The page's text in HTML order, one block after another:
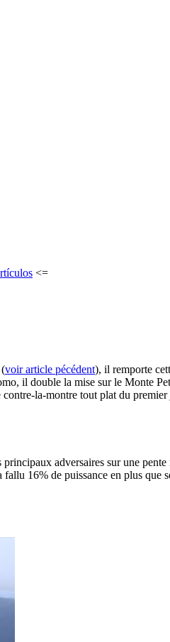
<=
voir article pécédent), il remporte
il double la mise sur le Monte
la-montre tout plat du premier
adversaires sur une
16% de puissance en plus que